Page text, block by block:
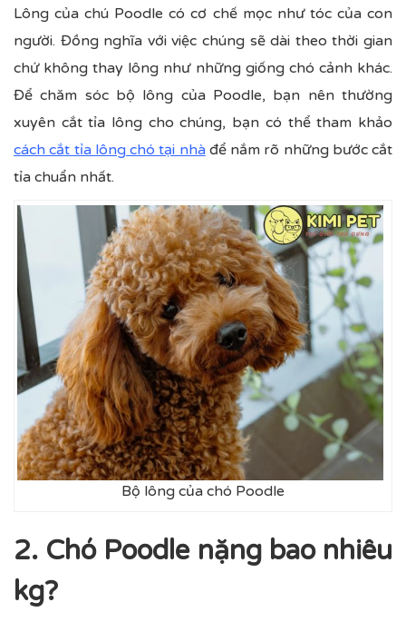
Lông của chú Poodle có cơ chế mọc như tóc của con
người. Đồng nghĩa với việc chúng sẽ dài theo thời gian
chứ không thay lông như những giống chó cảnh khác.
Để chăm sóc bộ lông của Poodle, bạn nên thường
xuyên cắt tỉa lông cho chúng, bạn có thể tham khảo
cách cắt tỉa lông chó tại nhàđể nắm rõ những bước cắt
tỉa chuẩn nhất.
Bộ lông của chó Poodle
2. Chó Poodle nặng bao nhiêu
kg?